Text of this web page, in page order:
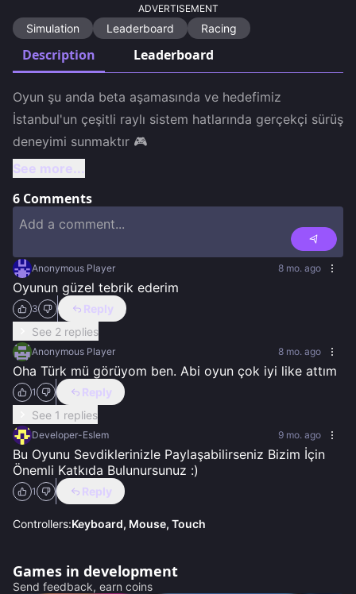
ADVERTISEMENT
Simulation Leaderboard Racing
Description Leaderboard
Oyun şu anda beta aşamasında ve hedefimiz
İstanbul'un çeşitli raylı sistem hatlarında gerçekçi sürüş
See more...
6 Comments
Anonymous Player 8 mo. ago
Oyunun güzel tebrik ederim
3
Reply
See 2 replies
Anonymous Player 8 mo. ago
Oha Türk mü görüyom ben. Abi oyun çok iyi like attım
1
Reply
See 1 replies
Developer-Eslem 9 mo. ago
Bu Oyunu Sevdiklerinizle Paylaşabilirseniz Bizim İçin
Önemli Katkıda Bulunursunuz :)
1 Reply
Controllers:Keyboard, Mouse, Touch
Games in development
Send feedback, earn coins